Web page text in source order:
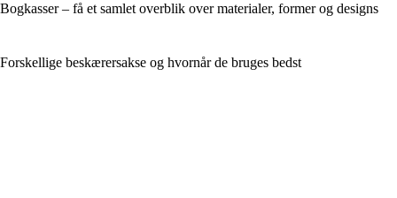
Bogkasser – få et samlet overblik over materialer, former og designs
Forskellige beskærersakse og hvornår de bruges bedst